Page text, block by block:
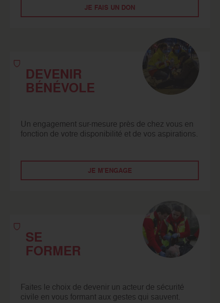
JE FAIS UN DON
DEVENIR
BÉNÉVOLE
Un engagement sur-mesure près de chez vous en
fonction de votre disponibilité et de vos aspirations.
JE M'ENGAGE
SE
FORMER
Faites le choix de devenir un acteur de sécurité
civile en vous formant aux gestes qui sauvent.